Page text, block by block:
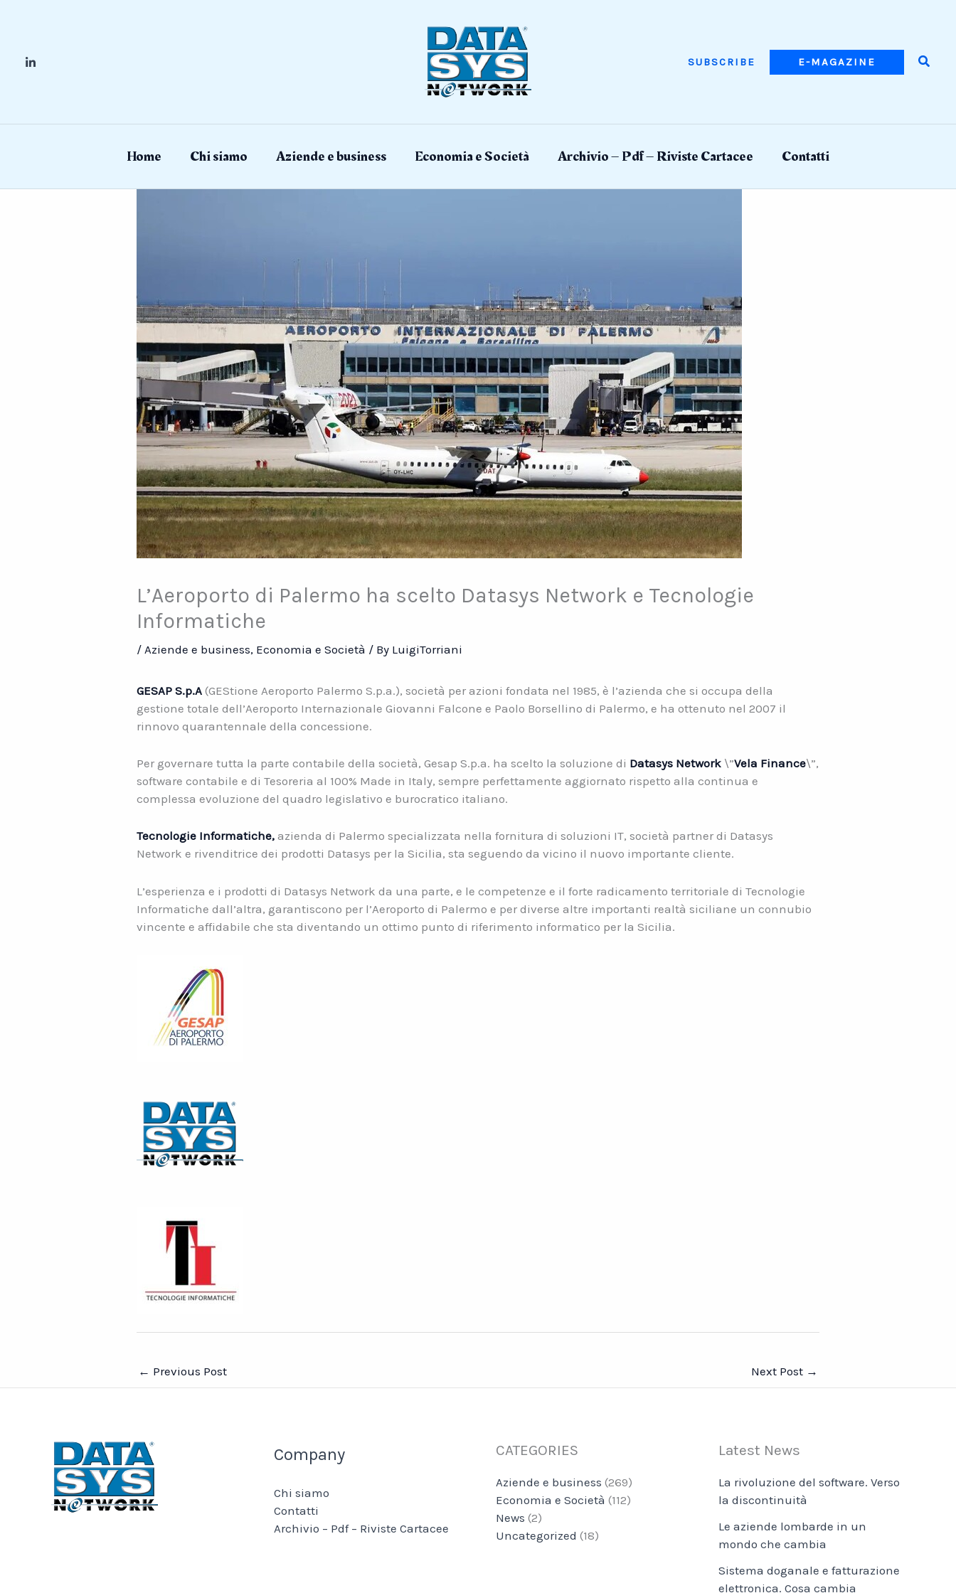
SUBSCRIBE E-MAGAZINE
Home Chi siamo Aziende e business Economia e Società Archivio – Pdf – Riviste Cartacee Contatti
L’Aeroporto di Palermo ha scelto Datasys Network e Tecnologie
Informatiche
/ Aziende e business, Economia e Società / By LuigiTorriani
GESAP S.p.A (GEStione Aeroporto Palermo S.p.a.), società per azioni fondata nel 1985, è l’azienda che si occupa della
gestione totale dell’Aeroporto Internazionale Giovanni Falcone e Paolo Borsellino di Palermo, e ha ottenuto nel 2007 il
rinnovo quarantennale della concessione.
Per governare tutta la parte contabile della società, Gesap S.p.a. ha scelto la soluzione di Datasys Network \”Vela Finance\”,
software contabile e di Tesoreria al 100% Made in Italy, sempre perfettamente aggiornato rispetto alla continua e
complessa evoluzione del quadro legislativo e burocratico italiano.
Tecnologie Informatiche, azienda di Palermo specializzata nella fornitura di soluzioni IT, società partner di Datasys
Network e rivenditrice dei prodotti Datasys per la Sicilia, sta seguendo da vicino il nuovo importante cliente.
L’esperienza e i prodotti di Datasys Network da una parte, e le competenze e il forte radicamento territoriale di Tecnologie
Informatiche dall’altra, garantiscono per l’Aeroporto di Palermo e per diverse altre importanti realtà siciliane un connubio
vincente e affidabile che sta diventando un ottimo punto di riferimento informatico per la Sicilia.
← Previous Post Next Post →
Company
Chi siamo
Contatti
Archivio – Pdf – Riviste Cartacee
CATEGORIES
Aziende e business (269)
Economia e Società (112)
News (2)
Uncategorized (18)
Latest News
La rivoluzione del software. Verso
la discontinuità
Le aziende lombarde in un
mondo che cambia
Sistema doganale e fatturazione
elettronica. Cosa cambia